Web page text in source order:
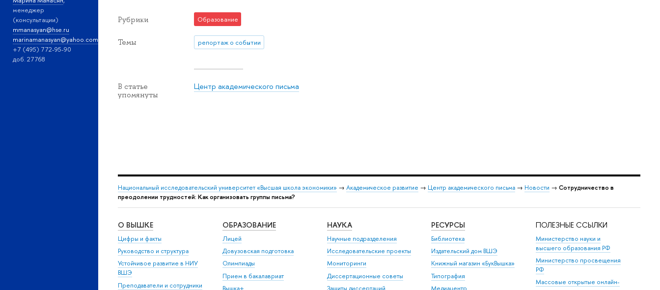
менеджер
(консультации)
mmanasyan@hse.ru
marinamanasyan@yahoo.com
+7 (495) 772-95-90
доб. 27768
Рубрики Образование
Темы репортаж о событии
В статье
упомянуты
Центр академического письма
Национальный исследовательский университет «Высшая школа экономики» → Академическое развитие → Центр академического письма → Новости → Сотрудничество в
преодолении трудностей: Как организовать группы письма?
О ВЫШКЕ
Цифры и факты
Руководство и структура
Устойчивое развитие в НИУ
ВШЭ
Преподаватели и сотрудники
ОБРАЗОВАНИЕ
Лицей
Довузовская подготовка
Олимпиады
Прием в бакалавриат
Вышка+
НАУКА
Научные подразделения
Исследовательские проекты
Мониторинги
Диссертационные советы
Защиты диссертаций
РЕСУРСЫ
Библиотека
Издательский дом ВШЭ
Книжный магазин «БукВышка»
Типография
Медиацентр
ПОЛЕЗНЫЕ ССЫЛКИ
Министерство науки и
высшего образования РФ
Министерство просвещения
РФ
Массовые открытые онлайн-